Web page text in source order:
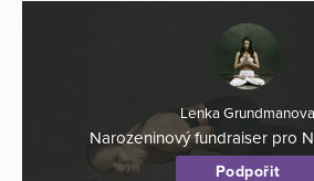
Lenka Grundmanova
Narozeninový fundraiser pro
Podpořit